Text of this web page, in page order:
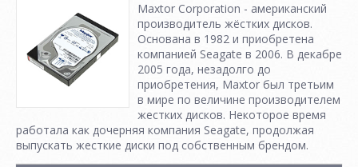
Maxtor Corporation - американский
производитель жёстких дисков.
Основана в 1982 и приобретена
компанией Seagate в 2006. В декабре
2005 года, незадолго до
приобретения, Maxtor был третьим
в мире по величине производителем
жестких дисков. Некоторое время
работала как дочерняя компания Seagate, продолжая
выпускать жесткие диски под собственным брендом.